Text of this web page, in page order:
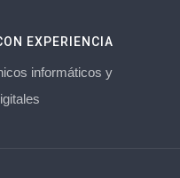
EXPERIENCIA
informáticos y